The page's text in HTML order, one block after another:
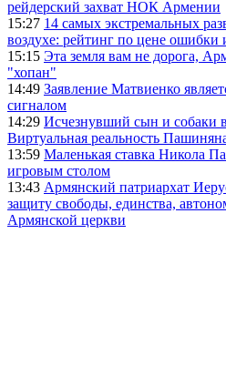
рейдерский захват НОК Армении
15:27 14 самых экстремальных
воздухе: рейтинг по цене ошибки
15:15 Эта земля вам не дорога,
"хопан"
14:49 Заявление Матвиенко
сигналом
14:29 Исчезнувший сын и собаки
Виртуальная реальность
13:59 Маленькая ставка Никола
игровым столом
13:43 Армянский патриархат
защиту свободы, единства,
Армянской церкви